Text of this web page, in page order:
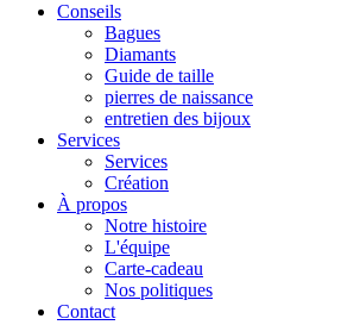
Conseils
Bagues
Diamants
Guide de taille
pierres de naissance
entretien des bijoux
Services
Services
Création
À propos
Notre histoire
L'équipe
Carte-cadeau
Nos politiques
Contact